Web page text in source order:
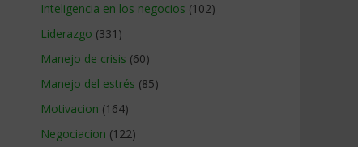
Inteligencia en los negocios (102)
Liderazgo (331)
Manejo de crisis (60)
Manejo del estrés (85)
Motivacion (164)
Negociacion (122)